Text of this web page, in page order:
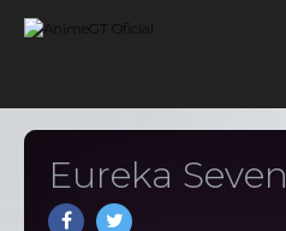
Eureka Seven